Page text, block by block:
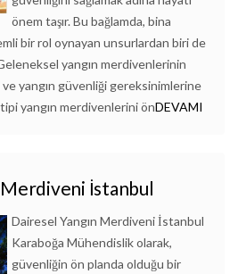
önem taşır. Bu bağlamda, bina
bir rol oynayan unsurlardan biri de
yangın merdivenlerinin
ve yangın güvenliği gereksinimlerine
yangın merdivenlerini önDEVAMI
Merdiveni İstanbul
Dairesel Yangın Merdiveni İstanbul
Karaboğa Mühendislik olarak,
güvenliğin ön planda olduğu bir